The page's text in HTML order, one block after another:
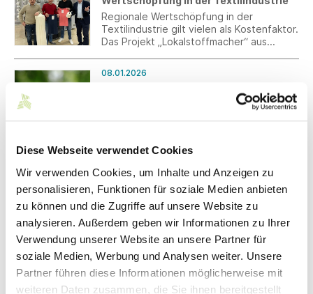
Diese Webseite verwendet Cookies
Wir verwenden Cookies, um Inhalte und Anzeigen zu
personalisieren, Funktionen für soziale Medien anbieten
zu können und die Zugriffe auf unsere Website zu
analysieren. Außerdem geben wir Informationen zu Ihrer
Verwendung unserer Website an unsere Partner für
soziale Medien, Werbung und Analysen weiter. Unsere
Partner führen diese Informationen möglicherweise mit
weiteren Daten zusammen, die Sie ihnen bereitgestellt
Regionale Wertschöpfung in der
Textilindustrie gilt vielen als Kostenfaktor.
Das Projekt „Lokalstoffmacher“ aus
haben erstmals eine vollständig regionale
Strickstoff-Lieferkette aufgebaut – von
der Baumwollfaser bis zum veredelten
produzierte Textilien zu schaffen.
08.01.2026
Nachhaltigkeitsberichterstattung:
Konsultation des BMJV zu den ESRS-
neuen
Nachhaltigkeitsberichterstattungsstandar
ds (ESRS) der EU-Kommission überreicht.
Diese wird nun die EU-Mitgliedstaaten
dazu anhören. Das Bundesministerium der
Justiz und für Verbraucherschutz
ermöglicht, bis zum 16. Januar 2026 zu
den ESRS-Entwürfen Stellung zu nehmen.
Arbeitsmarkt, Arbeits- und
Sozialversicherungsrecht:
wesentliche Änderungen im Jahr 2026
Sie erhalten Hinweise zu den
wesentlichen Änderungen im Jahr 2026 in
den Bereichen Arbeitsmarkt sowie